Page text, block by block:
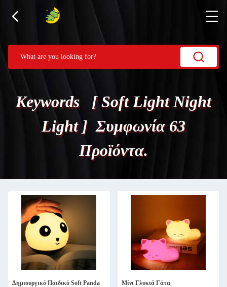
Keywords [ Soft Light Night
Light ] Συμφωνία 63
Προϊόντα.
Δημιουργικό Παιδικό Soft Panda
Μίνι Γλυκιά Γάτα